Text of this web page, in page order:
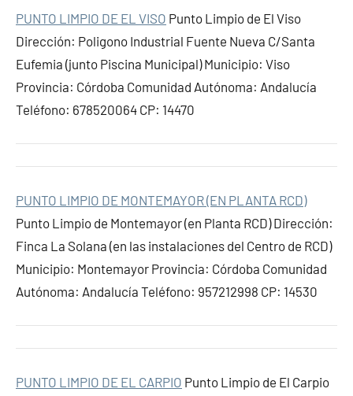
PUNTO LIMPIO DE EL VISO Punto Limpio de El Viso
Dirección: Poligono Industrial Fuente Nueva C/Santa
Eufemia (junto Piscina Municipal) Municipio: Viso
Provincia: Córdoba Comunidad Autónoma: Andalucía
Teléfono: 678520064 CP: 14470
PUNTO LIMPIO DE MONTEMAYOR (EN PLANTA RCD)
Punto Limpio de Montemayor (en Planta RCD) Dirección:
Finca La Solana (en las instalaciones del Centro de RCD)
Municipio: Montemayor Provincia: Córdoba Comunidad
Autónoma: Andalucía Teléfono: 957212998 CP: 14530
PUNTO LIMPIO DE EL CARPIO Punto Limpio de El Carpio